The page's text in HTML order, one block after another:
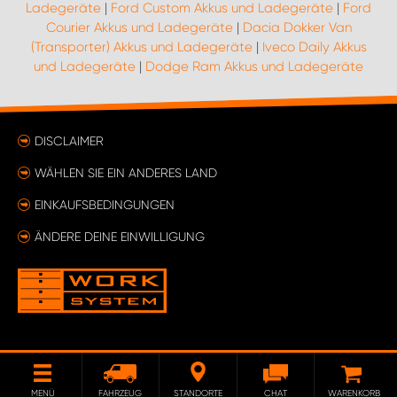
Ladegeräte | Ford Custom Akkus und Ladegeräte | Ford
Courier Akkus und Ladegeräte| Dacia Dokker Van
(Transporter) Akkus und Ladegeräte| Iveco Daily Akkus
und Ladegeräte | Dodge Ram Akkus und Ladegeräte
DISCLAIMER
WÄHLEN SIE EIN ANDERES LAND
EINKAUFSBEDINGUNGEN
ÄNDERE DEINE EINWILLIGUNG
MENÜ FAHRZEUG STANDORTE CHAT WARENKORB